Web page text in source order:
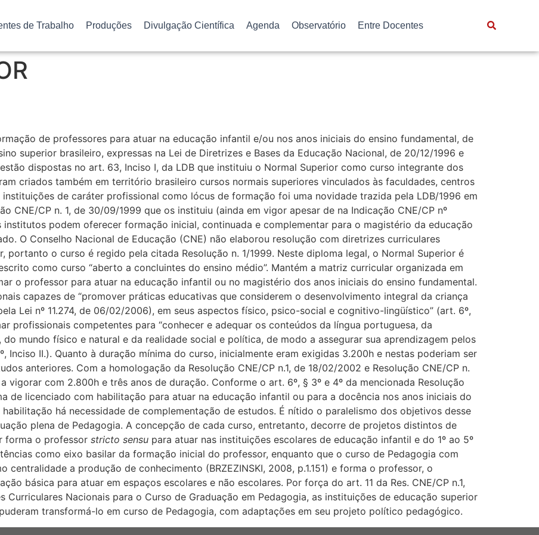
de Trabalho Produções Divulgação Científica Agenda Observatório Entre Docentes
de professores para atuar na educação infantil e/ou nos anos iniciais do ensino fundamental, de
superior brasileiro, expressas na Lei de Diretrizes e Bases da Educação Nacional, de 20/12/1996 e
dispostas no art. 63, Inciso I, da LDB que instituiu o Normal Superior como curso integrante dos
criados também em território brasileiro cursos normais superiores vinculados às faculdades, centros
instituições de caráter profissional como lócus de formação foi uma novidade trazida pela LDB/1996 em
CNE/CP n. 1, de 30/09/1999 que os instituiu (ainda em vigor apesar de na Indicação CNE/CP nº
podem oferecer formação inicial, continuada e complementar para o magistério da educação
O Conselho Nacional de Educação (CNE) não elaborou resolução com diretrizes curriculares
portanto o curso é regido pela citada Resolução n. 1/1999. Neste diploma legal, o Normal Superior é
como curso “aberto a concluintes do ensino médio”. Mantém a matriz curricular organizada em
o professor para atuar na educação infantil ou no magistério dos anos iniciais do ensino fundamental.
capazes de “promover práticas educativas que considerem o desenvolvimento integral da criança
Lei nº 11.274, de 06/02/2006), em seus aspectos físico, psico-social e cognitivo-lingüístico” (art. 6º,
profissionais competentes para “conhecer e adequar os conteúdos da língua portuguesa, da
mundo físico e natural e da realidade social e política, de modo a assegurar sua aprendizagem pelos
Inciso II.). Quanto à duração mínima do curso, inicialmente eram exigidas 3.200h e nestas poderiam ser
anteriores. Com a homologação da Resolução CNE/CP n.1, de 18/02/2002 e Resolução CNE/CP n.
vigorar com 2.800h e três anos de duração. Conforme o art. 6º, § 3º e 4º da mencionada Resolução
de licenciado com habilitação para atuar na educação infantil ou para a docência nos anos iniciais do
há necessidade de complementação de estudos. É nítido o paralelismo dos objetivos desse
plena de Pedagogia. A concepção de cada curso, entretanto, decorre de projetos distintos de
forma o professor stricto sensu para atuar nas instituições escolares de educação infantil e do 1º ao 5º
como eixo basilar da formação inicial do professor, enquanto que o curso de Pedagogia com
centralidade a produção de conhecimento (BRZEZINSKI, 2008, p.1.151) e forma o professor, o
básica para atuar em espaços escolares e não escolares. Por força do art. 11 da Res. CNE/CP n.1,
Nacionais para o Curso de Graduação em Pedagogia, as instituições de educação superior
transformá-lo em curso de Pedagogia, com adaptações em seu projeto político pedagógico.